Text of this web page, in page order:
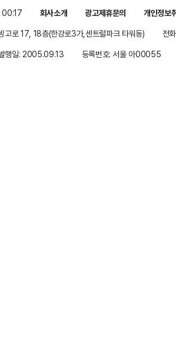
00:17 회사소개 광고제휴문의
개인정보
고로 17, 18층(한강로3가,센트럴파크 타워동)
전
행일: 2005.09.13 등록번호: 서울 아00055